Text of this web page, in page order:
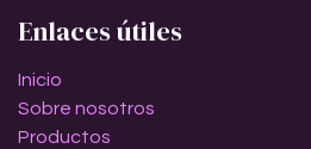
Enlaces útiles
Inicio
Sobre nosotros
Productos